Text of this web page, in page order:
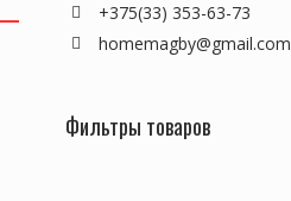
+375(33) 353-63-73
homemagby@gmail.com
Фильтры товаров